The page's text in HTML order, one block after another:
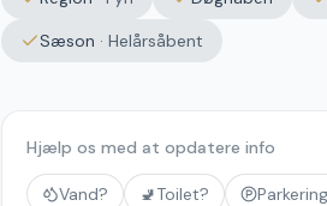
Sæson · Helårsåbent
Hjælp os med at opdatere info
Vand? 🚽Toilet?